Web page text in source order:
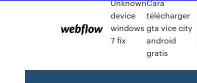
Unknown
device
windows
7 fix
Cara
télécharger
gta vice city
android
gratis